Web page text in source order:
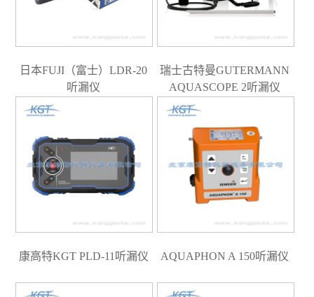
日本FUJI（富士）LDR-20
听漏仪
瑞士古特曼GUTERMANN
AQUASCOPE 2听漏仪
康高特KGT PLD-11听漏仪 AQUAPHON A 150听漏仪